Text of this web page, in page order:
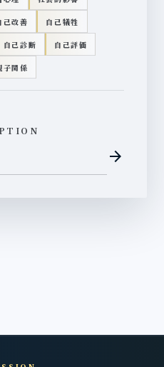
己改善 自己犠牲
自己診断 自己評価
子関係
arrow_forward